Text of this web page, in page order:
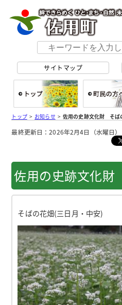
サイトマップ
総合トップ
トップ> お知らせ>佐用の史跡文化財 そば
最終更新日：2026年2月4日（水曜日
佐用の史跡文化
そばの花畑(三日月・中安)